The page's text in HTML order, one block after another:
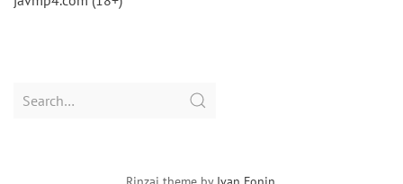
Search